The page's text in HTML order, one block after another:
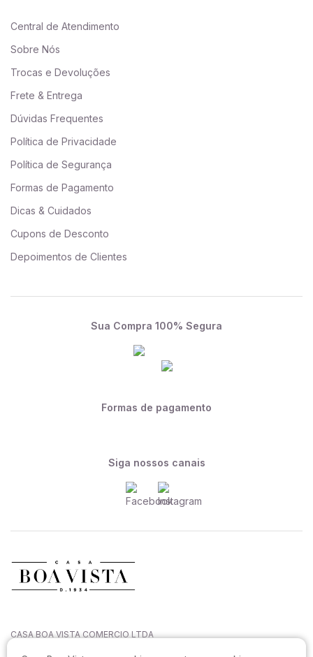
CASA BOA VISTA COMERCIO LTDA
Central de Atendimento
Sobre Nós
Trocas e Devoluções
Frete & Entrega
Dúvidas Frequentes
Política de Privacidade
Política de Segurança
Formas de Pagamento
Dicas & Cuidados
Cupons de Desconto
Depoimentos de Clientes
Sua Compra 100% Segura
Formas de pagamento
Siga nossos canais